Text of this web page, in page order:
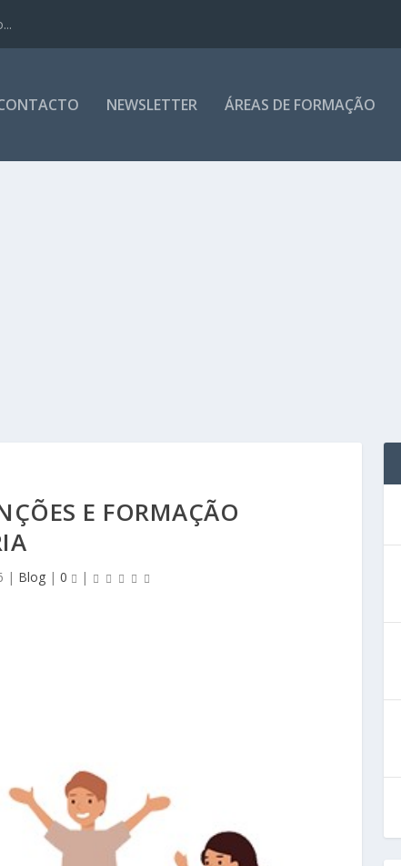
NEWSLETTER ÁREAS DE FORMAÇÃO
E FORMAÇÃO
| Blog| 0 |